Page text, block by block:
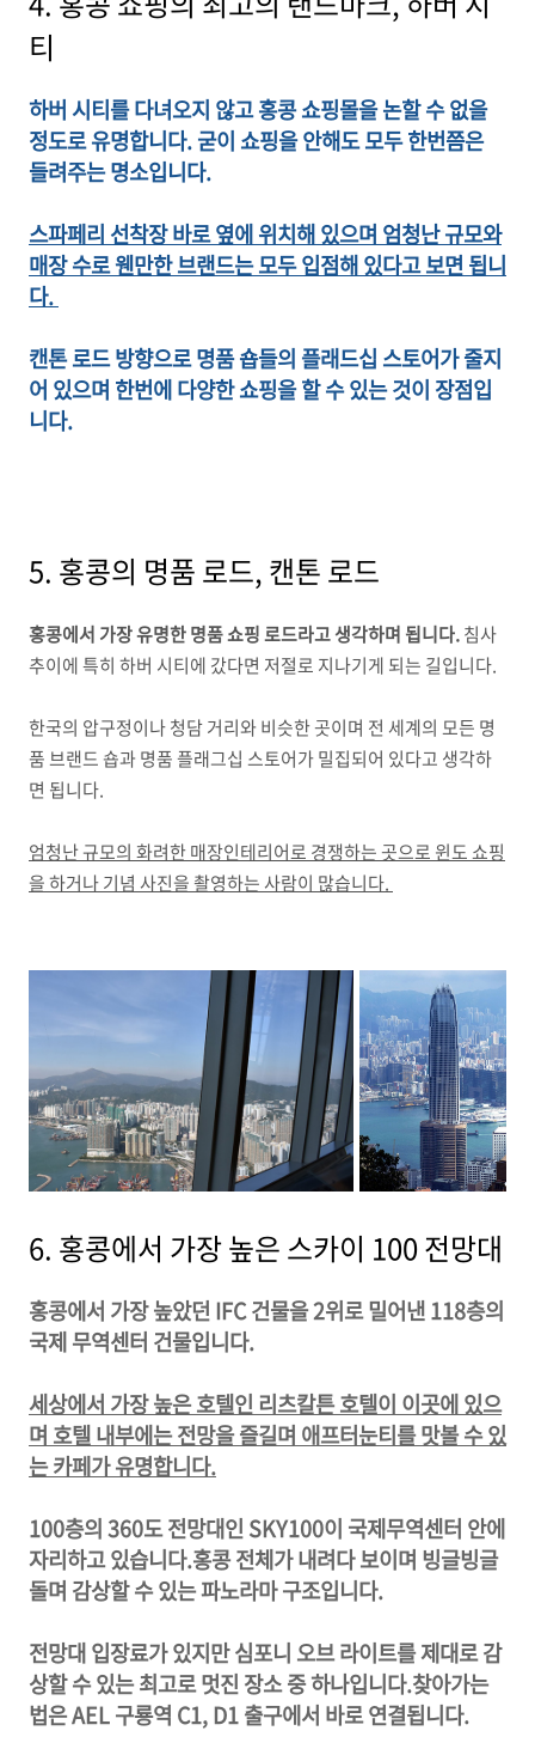
티
하버 시티를 다녀오지 않고 홍콩 쇼핑몰을 논할 수 없을
정도로 유명합니다. 굳이 쇼핑을 안해도 모두 한번쯤은
들려주는 명소입니다.
스파페리 선착장 바로 옆에 위치해 있으며 엄청난 규모와
매장 수로 웬만한 브랜드는 모두 입점해 있다고 보면 됩니
다.
캔톤 로드 방향으로 명품 숍들의 플래드십 스토어가 줄지
어 있으며 한번에 다양한 쇼핑을 할 수 있는 것이 장점입
니다.
5. 홍콩의 명품 로드, 캔톤 로드
홍콩에서 가장 유명한 명품 쇼핑 로드라고 생각하며 됩니다.침사
추이에 특히 하버 시티에 갔다면 저절로 지나기게 되는 길입니다.
한국의 압구정이나 청담 거리와 비슷한 곳이며 전 세계의 모든 명
품 브랜드 숍과 명품 플래그십 스토어가 밀집되어 있다고 생각하
면 됩니다.
엄청난 규모의 화려한 매장인테리어로 경쟁하는 곳으로 윈도 쇼핑
을 하거나 기념 사진을 촬영하는 사람이 많습니다.
6. 홍콩에서 가장 높은 스카이 100 전망대
홍콩에서 가장 높았던 IFC 건물을 2위로 밀어낸 118층의
국제 무역센터 건물입니다.
세상에서 가장 높은 호텔인 리츠칼튼 호텔이 이곳에 있으
며 호텔 내부에는 전망을 즐길며 애프터눈티를 맛볼 수 있
는 카페가 유명합니다.
100층의 360도 전망대인 SKY100이 국제무역센터 안에
자리하고 있습니다.홍콩 전체가 내려다 보이며 빙글빙글
돌며 감상할 수 있는 파노라마 구조입니다.
전망대 입장료가 있지만 심포니 오브 라이트를 제대로 감
상할 수 있는 최고로 멋진 장소 중 하나입니다.찾아가는
법은 AEL 구룡역 C1, D1 출구에서 바로 연결됩니다.